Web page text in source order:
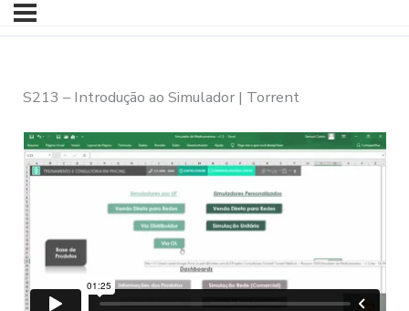
S213 – Introdução ao Simulador | Torrent